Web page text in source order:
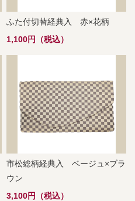
ふた付切替経典入 赤×花柄
1,100円（税込）
市松総柄経典入 ベージュ×ブラ
ウン
3,100円（税込）